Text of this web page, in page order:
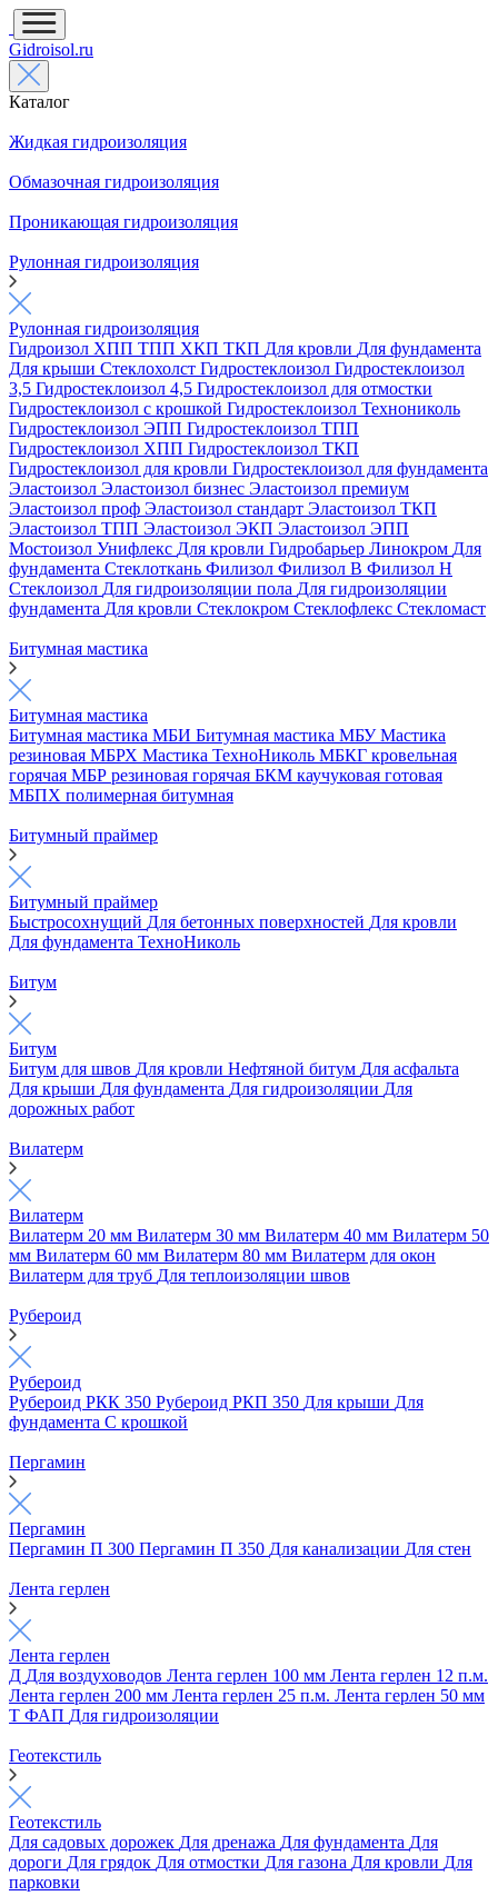
Gidroisol.ru
Каталог
Жидкая гидроизоляция
Обмазочная гидроизоляция
Проникающая гидроизоляция
Рулонная гидроизоляция
Рулонная гидроизоляция
Гидроизол ХПП ТПП ХКП ТКП Для кровли Для фундамента
Для крыши Стеклохолст Гидростеклоизол Гидростеклоизол
3,5 Гидростеклоизол 4,5 Гидростеклоизол для отмостки
Гидростеклоизол с крошкой Гидростеклоизол Технониколь
Гидростеклоизол ЭПП Гидростеклоизол ТПП
Гидростеклоизол ХПП Гидростеклоизол ТКП
Гидростеклоизол для кровли Гидростеклоизол для фундамента
Эластоизол Эластоизол бизнес Эластоизол премиум
Эластоизол проф Эластоизол стандарт Эластоизол ТКП
Эластоизол ТПП Эластоизол ЭКП Эластоизол ЭПП
Мостоизол Унифлекс Для кровли Гидробарьер Линокром Для
фундамента Стеклоткань Филизол Филизол В Филизол Н
Стеклоизол Для гидроизоляции пола Для гидроизоляции
фундамента Для кровли Стеклокром Стеклофлекс Стекломаст
Битумная мастика
Битумная мастика
Битумная мастика МБИ Битумная мастика МБУМастика
резиновая МБРХ Мастика ТехноНиколь МБКГ кровельная
горячая МБР резиновая горячая БКМ каучуковая готовая
МБПХ полимерная битумная
Битумный праймер
Битумный праймер
Быстросохнущий Для бетонных поверхностей Для кровли
Для фундамента ТехноНиколь
Битум
Битум
Битум для швов Для кровли Нефтяной битум Для асфальта
Для крыши Для фундамента Для гидроизоляции Для
дорожных работ
Вилатерм
Вилатерм
Вилатерм 20 мм Вилатерм 30 мм Вилатерм 40 мм Вилатерм 50
мм Вилатерм 60 мм Вилатерм 80 мм Вилатерм для окон
Вилатерм для труб Для теплоизоляции швов
Рубероид
Рубероид
Рубероид РКК 350 Рубероид РКП 350 Для крыши Для
фундамента С крошкой
Пергамин
Пергамин
Пергамин П 300 Пергамин П 350 Для канализации Для стен
Лента герлен
Лента герлен
Д Для воздуховодов Лента герлен 100 мм Лента герлен 12 п.м.
Лента герлен 200 мм Лента герлен 25 п.м. Лента герлен 50 мм
Т ФАП Для гидроизоляции
Геотекстиль
Геотекстиль
Для садовых дорожек Для дренажа Для фундамента Для
дороги Для грядок Для отмостки Для газона Для кровли Для
парковки